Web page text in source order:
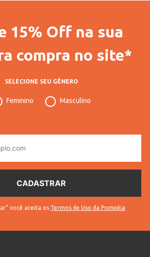
15% Off na sua
compra no site*
SELECIONE SEU GÊNERO
Feminino Masculino
você aceita os Termos de Uso da Pompéia